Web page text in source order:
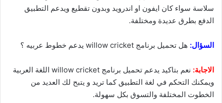
سلاسة سواء كان ايفون او اندرويد وبدون تقطيع ويدعم التطبيق
الدفع بطرق عديدة ومختلفة.
السؤال: هل تحميل برنامج willow cricket يدعم خطوط عربيه ؟
الاجابة:
نعم بتاكيد يدعم تحميل برنامج willow cricket اللغة العربية
ويمكنك التحكم في لغة التطبيق كما تريد و يتبح لك العديد من
الخطوت المختلفة والتسوق بكل سهولة.